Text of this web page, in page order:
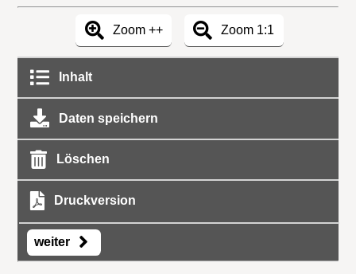
Zoom ++ Zoom 1:1
Inhalt
Daten speichern
Löschen
Druckversion
weiter